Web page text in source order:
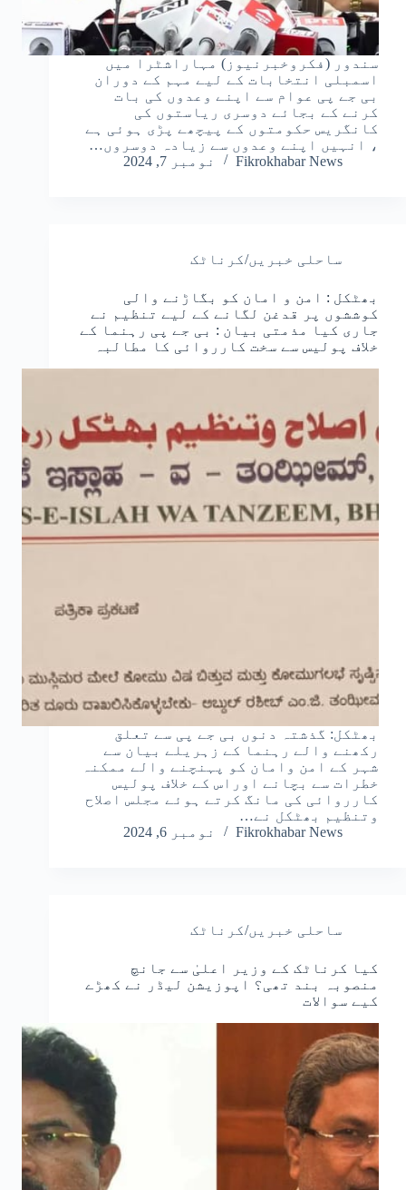
سندور (فکروخبرنیوز) مہاراشٹرا میں
اسمبلی انتخابات کے لیے مہم کے دوران
بی جے پی عوام سے اپنے وعدوں کی بات
کرنے کے بجائے دوسری ریاستوں کی
کانگریس حکومتوں کے پیچھے پڑی ہوئی ہے
، انہیں اپنے وعدوں سے زیادہ دوسروں…
Fikrokhabar News
نومبر 7, 2024
ساحلی خبریں/کرناٹک
بھٹکل : امن و امان کو بگاڑنے والی
کوششوں پر قدغن لگانے کے لیے تنظیم نے
جاری کیا مذمتی بیان : بی جے پی رہنما کے
خلاف پولیس سے سخت کارروائی کا مطالبہ
بھٹکل: گذشتہ دنوں بی جے پی سے تعلق
رکھنے والے رہنما کے زہریلے بیان سے
شہر کے امن وامان کو پہنچنے والے ممکنہ
خطرات سے بچانے اوراس کے خلاف پولیس
کارروائی کی مانگ کرتے ہوئے مجلس اصلاح
وتنظیم بھٹکل نے…
Fikrokhabar News
نومبر 6, 2024
ساحلی خبریں/کرناٹک
کیا کرناٹک کے وزیر اعلیٰ سے جانچ
منصوبہ بند تھی؟ اپوزیشن لیڈر نے کھڑے
کیے سوالات